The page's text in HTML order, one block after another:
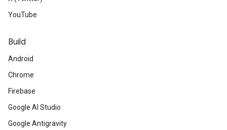
YouTube
Build
Android
Chrome
Firebase
Google AI Studio
Google Antigravity